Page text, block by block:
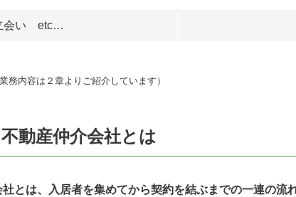
会い etc…
務内容は２章よりご紹介しています）
動産仲介会社とは
とは、入居者を集めてから契約を結ぶまでの一連の流